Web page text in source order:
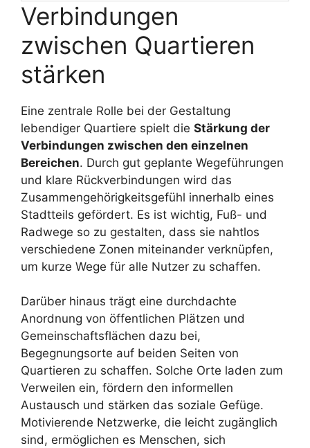
Verbindungen
zwischen Quartieren
stärken
Eine zentrale Rolle bei der Gestaltung
lebendiger Quartiere spielt die Stärkung der
Verbindungen zwischen den einzelnen
Bereichen. Durch gut geplante Wegeführungen
und klare Rückverbindungen wird das
Zusammengehörigkeitsgefühl innerhalb eines
Stadtteils gefördert. Es ist wichtig, Fuß- und
Radwege so zu gestalten, dass sie nahtlos
verschiedene Zonen miteinander verknüpfen,
um kurze Wege für alle Nutzer zu schaffen.
Darüber hinaus trägt eine durchdachte
Anordnung von öffentlichen Plätzen und
Gemeinschaftsflächen dazu bei,
Begegnungsorte auf beiden Seiten von
Quartieren zu schaffen. Solche Orte laden zum
Verweilen ein, fördern den informellen
Austausch und stärken das soziale Gefüge.
Motivierende Netzwerke, die leicht zugänglich
sind, ermöglichen es Menschen, sich